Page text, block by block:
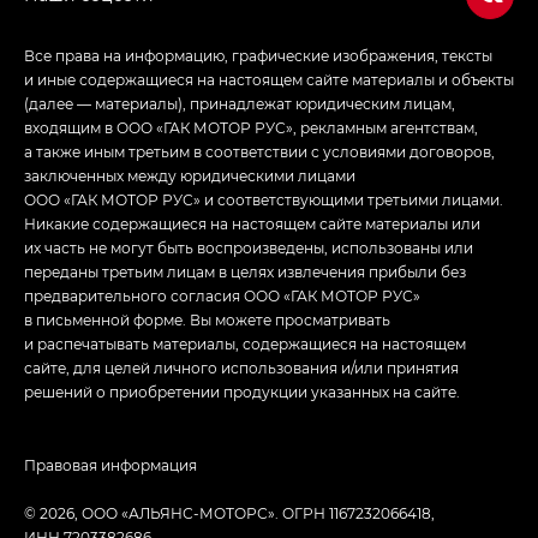
Все права на информацию, графические изображения, тексты
и иные содержащиеся на настоящем сайте материалы и объекты
(далее — материалы), принадлежат юридическим лицам,
входящим в ООО «ГАК МОТОР РУС», рекламным агентствам,
а также иным третьим в соответствии с условиями договоров,
заключенных между юридическими лицами
ООО «ГАК МОТОР РУС» и соответствующими третьими лицами.
Никакие содержащиеся на настоящем сайте материалы или
их часть не могут быть воспроизведены, использованы или
переданы третьим лицам в целях извлечения прибыли без
предварительного согласия ООО «ГАК МОТОР РУС»
в письменной форме. Вы можете просматривать
и распечатывать материалы, содержащиеся на настоящем
сайте, для целей личного использования и/или принятия
решений о приобретении продукции указанных на сайте.
© 2026, ООО «АЛЬЯНС-МОТОРС». ОГРН 1167232066418,
Правовая информация